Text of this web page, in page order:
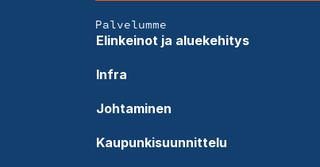
Palvelumme
Elinkeinot ja aluekehitys
Infra
Johtaminen
Kaupunkisuunnittelu